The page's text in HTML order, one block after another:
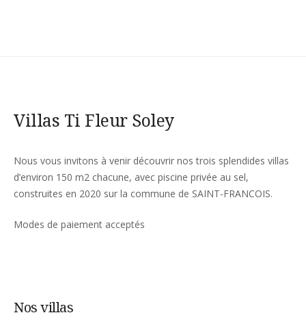
Villas Ti Fleur Soley
Nous vous invitons à venir découvrir nos trois splendides villas
d’environ 150 m2 chacune, avec piscine privée au sel,
construites en 2020 sur la commune de SAINT-FRANCOIS.
Modes de paiement acceptés
Nos villas